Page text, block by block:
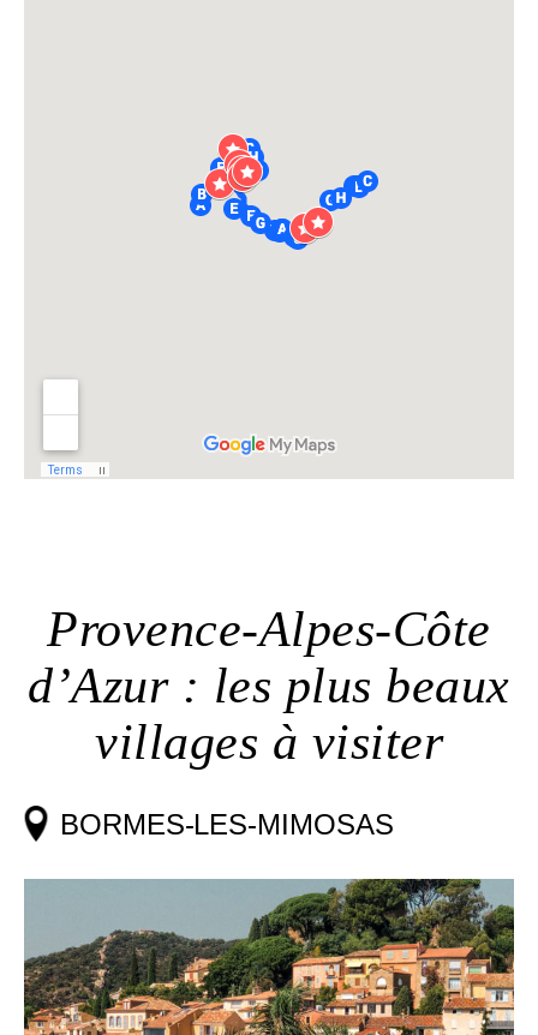
Provence-Alpes-Côte
d’Azur : les plus beaux
villages à visiter
BORMES-LES-MIMOSAS